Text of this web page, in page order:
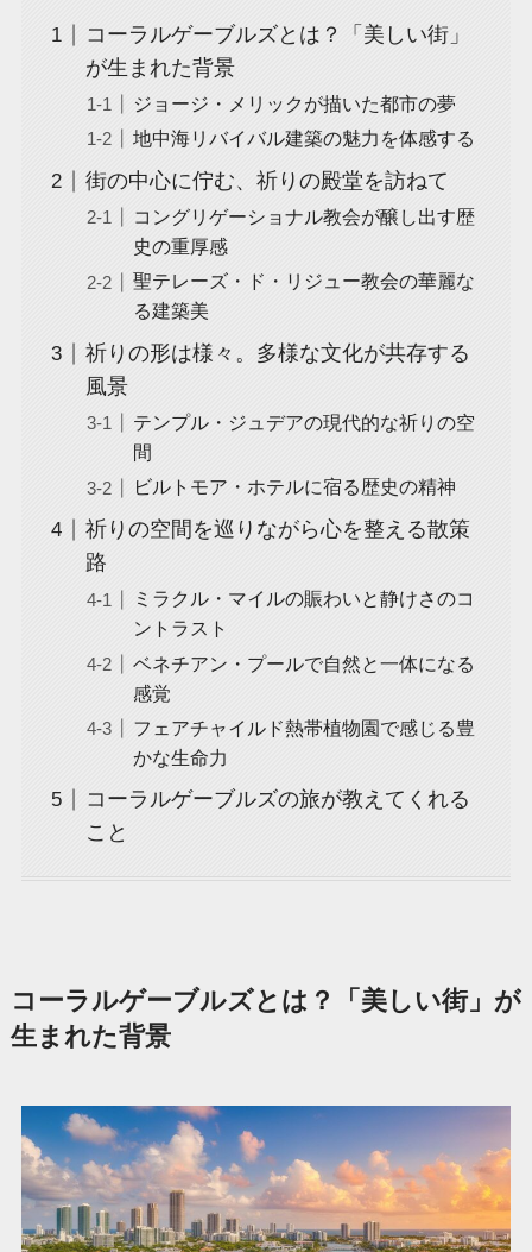
コーラルゲーブルズとは？「美しい街」
が生まれた背景
ジョージ・メリックが描いた都市の夢
地中海リバイバル建築の魅力を体感する
街の中心に佇む、祈りの殿堂を訪ねて
コングリゲーショナル教会が醸し出す歴
史の重厚感
聖テレーズ・ド・リジュー教会の華麗な
る建築美
祈りの形は様々。多様な文化が共存する
風景
テンプル・ジュデアの現代的な祈りの空
間
ビルトモア・ホテルに宿る歴史の精神
祈りの空間を巡りながら心を整える散策
路
ミラクル・マイルの賑わいと静けさのコ
ントラスト
ベネチアン・プールで自然と一体になる
感覚
フェアチャイルド熱帯植物園で感じる豊
かな生命力
コーラルゲーブルズの旅が教えてくれる
こと
コーラルゲーブルズとは？「美しい街」が
生まれた背景